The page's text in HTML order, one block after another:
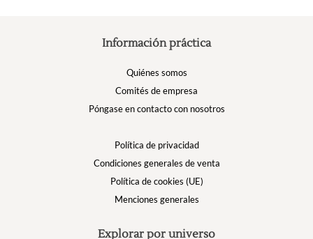
Información práctica
Quiénes somos
Comités de empresa
Póngase en contacto con nosotros
Política de privacidad
Condiciones generales de venta
Política de cookies (UE)
Menciones generales
Explorar por universo